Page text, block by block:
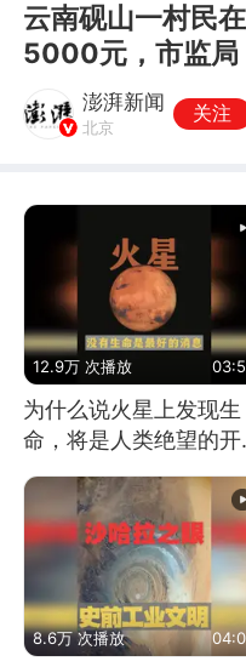
云南砚山一村民
5000元，市监局
澎湃新闻
北京
关注
12.9万 次播放
为什么说火星上发现生
命，将是人类绝望的开
始？
8.6万 次播放